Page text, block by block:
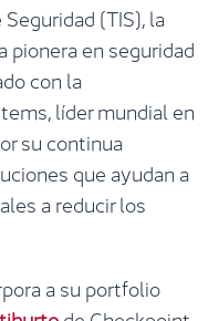
(TIS), la
pionera en seguridad
con la
líder mundial en
su continua
que ayudan a
a reducir los
a su portfolio